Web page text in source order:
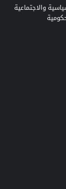
والاجتماعية